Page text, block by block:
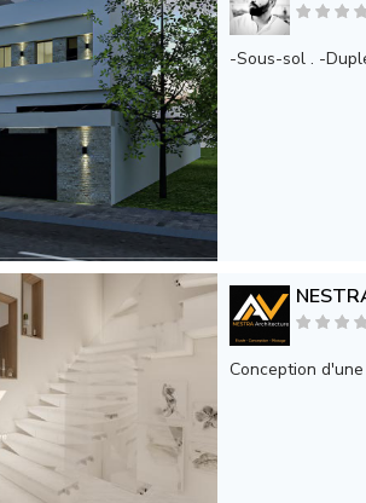
-Sous-sol . -
Conception